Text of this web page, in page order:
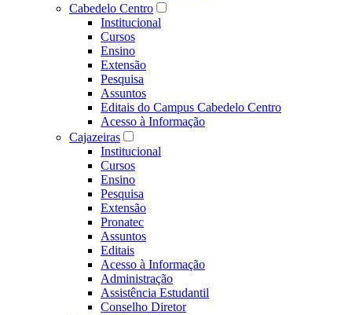
Cabedelo Centro
Institucional
Cursos
Ensino
Extensão
Pesquisa
Assuntos
Editais do Campus Cabedelo Centro
Acesso à Informação
Cajazeiras
Institucional
Cursos
Ensino
Pesquisa
Extensão
Pronatec
Assuntos
Editais
Acesso à Informação
Administração
Assistência Estudantil
Conselho Diretor